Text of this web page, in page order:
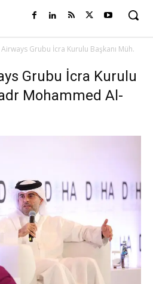
Grubu İcra Kurulu Başkanı Müh.
Grubu İcra Kurulu
Mohammed Al-